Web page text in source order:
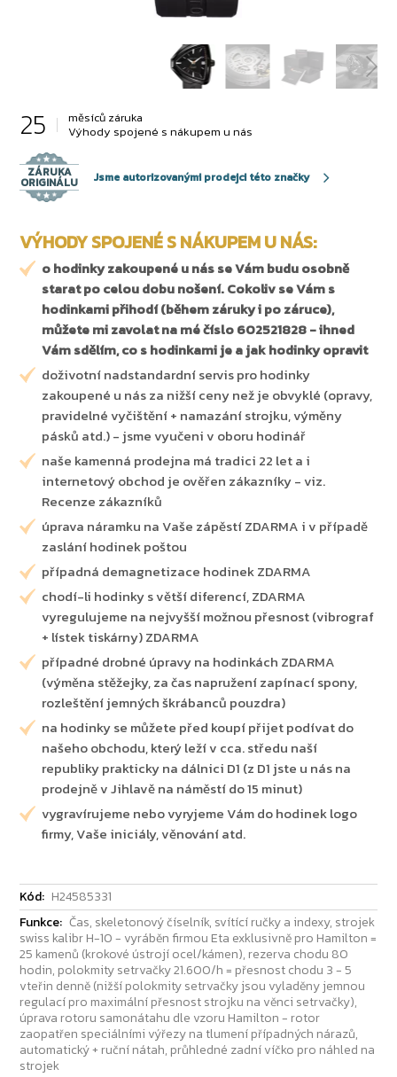
25
měsíců záruka
Výhody spojené s nákupem u nás
ZÁRUKA
ORIGINÁLU Jsme autorizovanými prodejci této značky
VÝHODY SPOJENÉ S NÁKUPEM U NÁS:
o hodinky zakoupené u nás se Vám budu osobně
starat po celou dobu nošení. Cokoliv se Vám s
hodinkami přihodí (během záruky i po záruce),
můžete mi zavolat na mé číslo 602521828 - ihned
Vám sdělím, co s hodinkami je a jak hodinky opravit
doživotní nadstandardní servis pro hodinky
zakoupené u nás za nižší ceny než je obvyklé (opravy,
pravidelné vyčištění + namazání strojku, výměny
pásků atd.) - jsme vyučeni v oboru hodinář
naše kamenná prodejna má tradici 22 let a i
internetový obchod je ověřen zákazníky - viz.
Recenze zákazníků
úprava náramku na Vaše zápěstí ZDARMA i v případě
zaslání hodinek poštou
případná demagnetizace hodinek ZDARMA
chodí-li hodinky s větší diferencí, ZDARMA
vyregulujeme na nejvyšší možnou přesnost (vibrograf
+ lístek tiskárny) ZDARMA
případné drobné úpravy na hodinkách ZDARMA
(výměna stěžejky, za čas napružení zapínací spony,
rozleštění jemných škrábanců pouzdra)
na hodinky se můžete před koupí přijet podívat do
našeho obchodu, který leží v cca. středu naší
republiky prakticky na dálnici D1 (z D1 jste u nás na
prodejně v Jihlavě na náměstí do 15 minut)
vygravírujeme nebo vyryjeme Vám do hodinek logo
firmy, Vaše iniciály, věnování atd.
Kód: H24585331
Funkce: Čas, skeletonový číselník, svítící ručky a indexy, strojek
swiss kalibr H-10 - vyráběn firmou Eta exklusivně pro Hamilton =
25 kamenů (krokové ústrojí ocel/kámen), rezerva chodu 80
hodin, polokmity setrvačky 21.600/h = přesnost chodu 3 - 5
vteřin denně (nižší polokmity setrvačky jsou vyladěny jemnou
regulací pro maximální přesnost strojku na věnci setrvačky),
úprava rotoru samonátahu dle vzoru Hamilton - rotor
zaopatřen speciálními výřezy na tlumení případných nárazů,
automatický + ruční nátah, průhledné zadní víčko pro náhled na
strojek